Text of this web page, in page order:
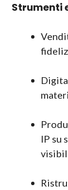
Strumenti
IP su